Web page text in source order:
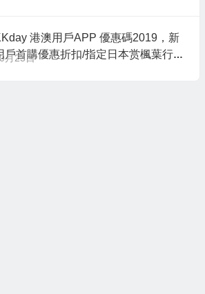
港澳用戶APP 優惠碼2019，新
戶首購優惠折扣/指定日本赏楓葉行程
月23日